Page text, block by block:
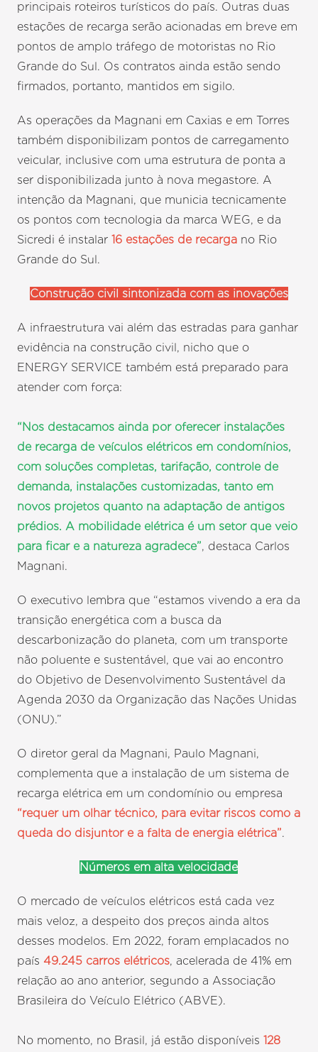
principais roteiros turísticos do país. Outras duas
estações de recarga serão acionadas em breve em
pontos de amplo tráfego de motoristas no Rio
Grande do Sul. Os contratos ainda estão sendo
firmados, portanto, mantidos em sigilo.
As operações da Magnani em Caxias e em Torres
também disponibilizam pontos de carregamento
veicular, inclusive com uma estrutura de ponta a
ser disponibilizada junto à nova megastore. A
intenção da Magnani, que municia tecnicamente
os pontos com tecnologia da marca WEG, e da
Sicredi é instalar 16 estações de recarga no Rio
Grande do Sul.
Construção civil sintonizada com as inovações
A infraestrutura vai além das estradas para ganhar
evidência na construção civil, nicho que o
ENERGY SERVICE também está preparado para
atender com força:
“Nos destacamos ainda por oferecer instalações
de recarga de veículos elétricos em condomínios,
com soluções completas, tarifação, controle de
demanda, instalações customizadas, tanto em
novos projetos quanto na adaptação de antigos
prédios. A mobilidade elétrica é um setor que veio
para ficar e a natureza agradece”, destaca Carlos
Magnani.
O executivo lembra que “estamos vivendo a era da
transição energética com a busca da
descarbonização do planeta, com um transporte
não poluente e sustentável, que vai ao encontro
do Objetivo de Desenvolvimento Sustentável da
Agenda 2030 da Organização das Nações Unidas
(ONU).”
O diretor geral da Magnani, Paulo Magnani,
complementa que a instalação de um sistema de
recarga elétrica em um condomínio ou empresa
“requer um olhar técnico, para evitar riscos como a
queda do disjuntor e a falta de energia elétrica”.
Números em alta velocidade
O mercado de veículos elétricos está cada vez
mais veloz, a despeito dos preços ainda altos
desses modelos. Em 2022, foram emplacados no
país 49.245 carros elétricos, acelerada de 41% em
relação ao ano anterior, segundo a Associação
Brasileira do Veículo Elétrico (ABVE).
No momento, no Brasil, já estão disponíveis 128